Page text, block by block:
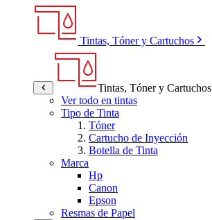
Tintas, Tóner y Cartuchos
Tintas, Tóner y Cartuchos
Ver todo en tintas
Tipo de Tinta
Tóner
Cartucho de Inyección
Botella de Tinta
Marca
Hp
Canon
Epson
Resmas de Papel